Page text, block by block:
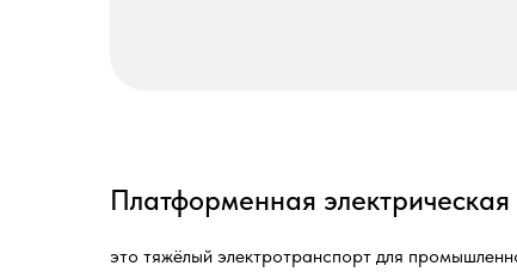
Платформенная
это тяжёлый электротранспорт для